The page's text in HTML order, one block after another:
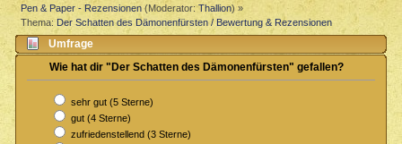
Pen & Paper - Rezensionen(Moderator:Thallion) »
Thema:Der Schatten des Dämonenfürsten / Bewertung & Rezensionen
Umfrage
Wie hat dir "Der Schatten des Dämonenfürsten" gefallen?
sehr gut (5 Sterne)
gut (4 Sterne)
zufriedenstellend (3 Sterne)